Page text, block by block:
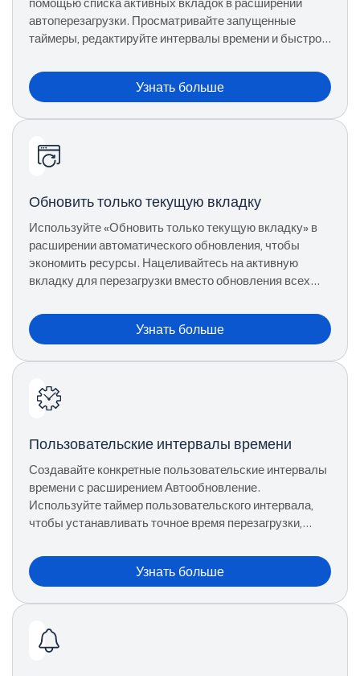
автоперезагрузки. Просматривайте запущенные
таймеры, редактируйте интервалы времени и быстро
Узнать больше
Обновить только текущую вкладку
Используйте «Обновить только текущую вкладку» в
расширении автоматического обновления, чтобы
экономить ресурсы. Нацеливайтесь на активную
вкладку для перезагрузки вместо обновления всех
Узнать больше
Пользовательские интервалы времени
Создавайте конкретные пользовательские интервалы
времени с расширением Автообновление.
Используйте таймер пользовательского интервала,
чтобы устанавливать точное время перезагрузки,
Узнать больше